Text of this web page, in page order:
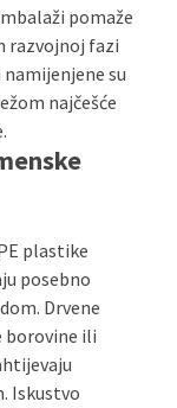
pomaže
razvojnoj fazi
su
najčešće
plastike
posebno
Drvene
borovine ili
Iskustvo